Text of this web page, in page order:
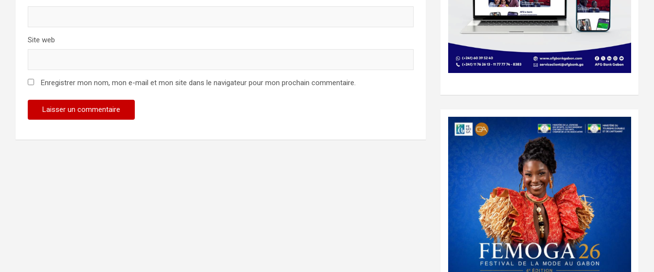
Site web
Enregistrer mon nom, mon e-mail et mon site dans le navigateur pour mon prochain commentaire.